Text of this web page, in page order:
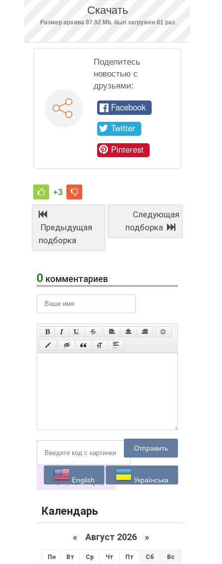
Скачать
Размер архива 97.92 Mb, был загружен 81 раз
Поделитесь
новостью с
друзьями:
Facebook
Twitter
Pinterest
+3
Предыдущая
подборка
Следующая
подборка
0 комментариев
Отправить
English Українська
Календарь
« Август 2026 »
Пн Вт Ср Чт Пт Сб Вс